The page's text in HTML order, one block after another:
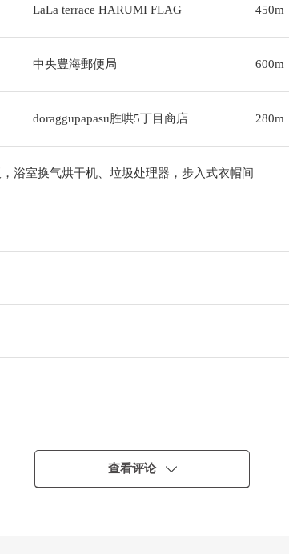
LaLa terrace HARUMI FLAG 450m
中央豊海郵便局 600m
doraggupapasu胜哄5丁目商店 280m
浴室换气烘干机、垃圾处理器，步入式衣帽间
查看评论